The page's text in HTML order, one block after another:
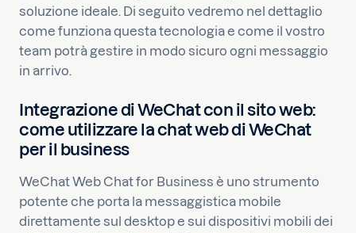
soluzione ideale. Di seguito vedremo nel dettaglio
come funziona questa tecnologia e come il vostro
team potrà gestire in modo sicuro ogni messaggio
in arrivo.
Integrazione di WeChat con il sito web:
come utilizzare la chat web di WeChat
per il business
WeChat Web Chat for Business è uno strumento
potente che porta la messaggistica mobile
direttamente sul desktop e sui dispositivi mobili dei